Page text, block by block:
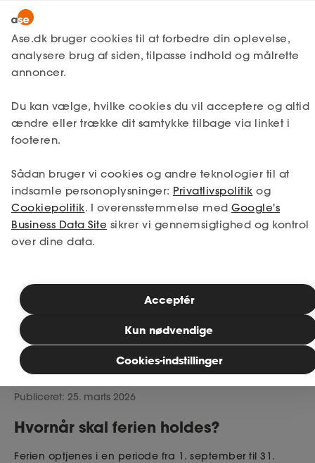
MitAse
Ase Selvstændig
Dokumenter.dk
Lønmodtager
A-kasse
Fagforening
Lønsikring
Få svar
Selvstændig
Studerende
Bliv medlem
Ase Selvstændig
Dokumenter.dk
Lønmodtager Få svar
Unge og fritidsjob
Regler for fritidsjob
Har mit barn krav på ferie
fra sit arbejde?
Naturligvis. Når dit barn starter på
arbejdsmarkedet, er han eller hun også
dækket af Ferieloven. Vilkårene er de
samme som for voksne. Der optjenes 12,5%
af lønnen, og hvis der er tillæg til arbejdstid
ferie om måneden, der kan afholdes
allerede i måneden efter, den er optjent.
Læsetid: 2 minutter
Publiceret: 25. marts 2026
Hvornår skal ferien holdes?
Ferien optjenes i en periode fra 1. september til 31.
Ase.dk bruger cookies til at forbedre din oplevelse,
analysere brug af siden, tilpasse indhold og målrette
annoncer.
Du kan vælge, hvilke cookies du vil acceptere og altid
ændre eller trække dit samtykke tilbage via linket i
footeren.
Sådan bruger vi cookies og andre teknologier til at
indsamle personoplysninger: Privatlivspolitik og
Cookiepolitik. I overensstemmelse med Google's
Business Data Site sikrer vi gennemsigtighed og kontrol
over dine data.
Cookies-indstillinger
Kun nødvendige
Acceptér